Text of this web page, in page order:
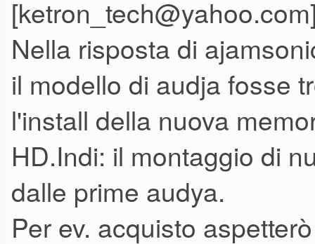
Nella risposta di
il modello di audja fosse
l'install della nuova
HD.Indi: il montaggio di
dalle prime audya.
Per ev. acquisto